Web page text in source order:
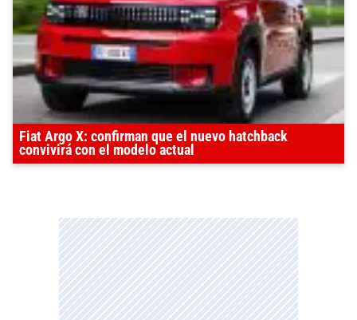
Fiat Argo X: confirman que el nuevo hatchback
convivirá con el modelo actual